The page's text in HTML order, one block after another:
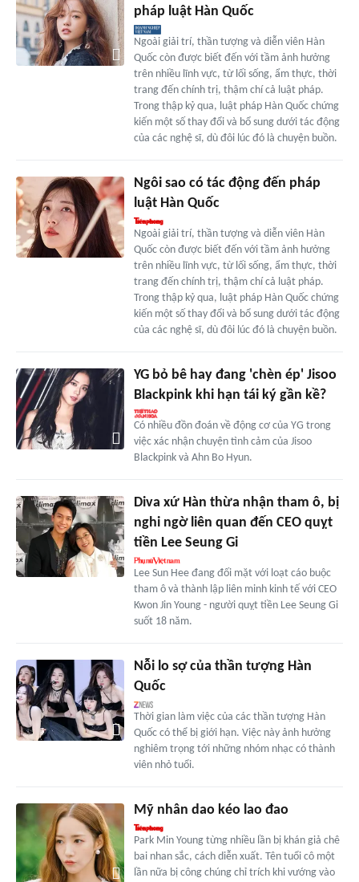
pháp luật Hàn Quốc
Ngoài giải trí, thần tượng và diễn viên Hàn
Quốc còn được biết đến với tầm ảnh hưởng
trên nhiều lĩnh vực, từ lối sống, ẩm thực, thời
trang đến chính trị, thậm chí cả luật pháp.
Trong thập kỷ qua, luật pháp Hàn Quốc chứng
kiến một số thay đổi và bổ sung dưới tác động
của các nghệ sĩ, dù đôi lúc đó là chuyện buồn.
Ngôi sao có tác động đến pháp
luật Hàn Quốc
Ngoài giải trí, thần tượng và diễn viên Hàn
Quốc còn được biết đến với tầm ảnh hưởng
trên nhiều lĩnh vực, từ lối sống, ẩm thực, thời
trang đến chính trị, thậm chí cả luật pháp.
Trong thập kỷ qua, luật pháp Hàn Quốc chứng
kiến một số thay đổi và bổ sung dưới tác động
của các nghệ sĩ, dù đôi lúc đó là chuyện buồn.
YG bỏ bê hay đang 'chèn ép' Jisoo
Blackpink khi hạn tái ký gần kề?
Có nhiều đồn đoán về động cơ của YG trong
việc xác nhận chuyện tình cảm của Jisoo
Blackpink và Ahn Bo Hyun.
Diva xứ Hàn thừa nhận tham ô, bị
nghi ngờ liên quan đến CEO quỵt
tiền Lee Seung Gi
Lee Sun Hee đang đối mặt với loạt cáo buộc
tham ô và thành lập liên minh kinh tế với CEO
Kwon Jin Young - người quỵt tiền Lee Seung Gi
suốt 18 năm.
Nỗi lo sợ của thần tượng Hàn
Quốc
Thời gian làm việc của các thần tượng Hàn
Quốc có thể bị giới hạn. Việc này ảnh hưởng
nghiêm trọng tới những nhóm nhạc có thành
viên nhỏ tuổi.
Mỹ nhân dao kéo lao đao
Park Min Young từng nhiều lần bị khán giả chê
bai nhan sắc, cách diễn xuất. Tên tuổi cô một
lần nữa bị công chúng chỉ trích khi vướng vào